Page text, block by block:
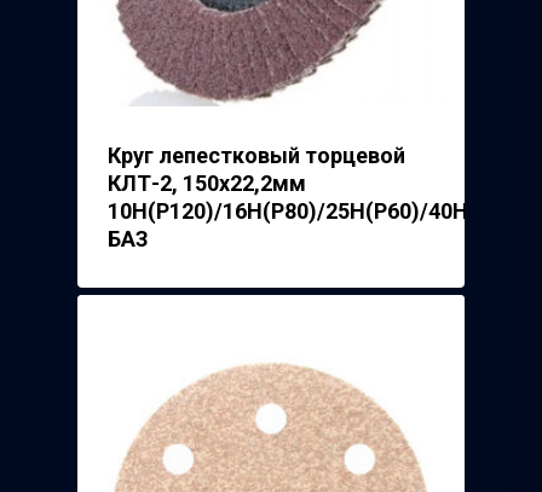
Круг лепестковый торцевой
КЛТ-2, 150х22,2мм
10Н(Р120)/16Н(Р80)/25H(P60)/40H(P40),
БАЗ